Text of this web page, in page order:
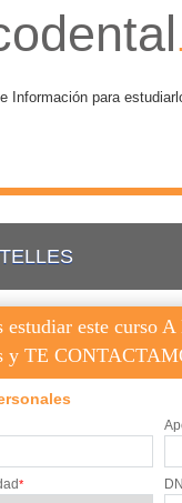
Información para
estudiar este curso
y TE
*